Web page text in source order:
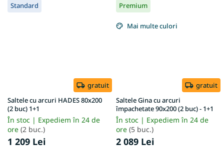
Standard
gratuit
Saltele cu arcuri HADES 80x200
(2 buc) 1+1
În stoc | Expediem în 24 de
ore (2 buc.)
1 209 Lei
Premium
Mai multe culori
gratuit
Saltele Gina cu arcuri
împachetate 90x200 (2 buc) - 1+1
În stoc | Expediem în 24 de
ore (5 buc.)
2 089 Lei